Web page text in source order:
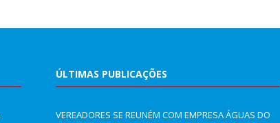
ÚLTIMAS PUBLICAÇÕES
VEREADORES SE REUNÉM COM EMPRESA ÁGUAS DO